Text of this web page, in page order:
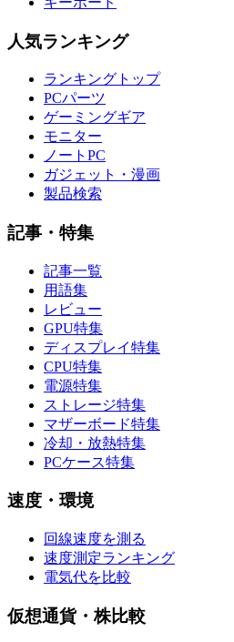
人気ランキング
ランキングトップ
PCパーツ
ゲーミングギア
モニター
ノートPC
ガジェット・漫画
製品検索
記事・特集
記事一覧
用語集
レビュー
GPU特集
ディスプレイ特集
CPU特集
電源特集
ストレージ特集
マザーボード特集
冷却・放熱特集
PCケース特集
速度・環境
回線速度を測る
速度測定ランキング
電気代を比較
仮想通貨・株比較